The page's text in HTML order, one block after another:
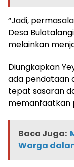
“Jadi,
Desa
melainkan
Diungkapkan
ada pendataan
tepat sasaran
memanfaatkan
Baca Juga:
Warga